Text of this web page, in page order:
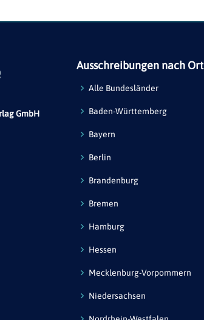
GmbH
Ausschreibungen nach Ort
Alle Bundesländer
Baden-Württemberg
Bayern
Berlin
Brandenburg
Bremen
Hamburg
Hessen
Mecklenburg-Vorpommern
Niedersachsen